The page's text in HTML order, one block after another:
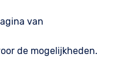
van
de mogelijkheden.